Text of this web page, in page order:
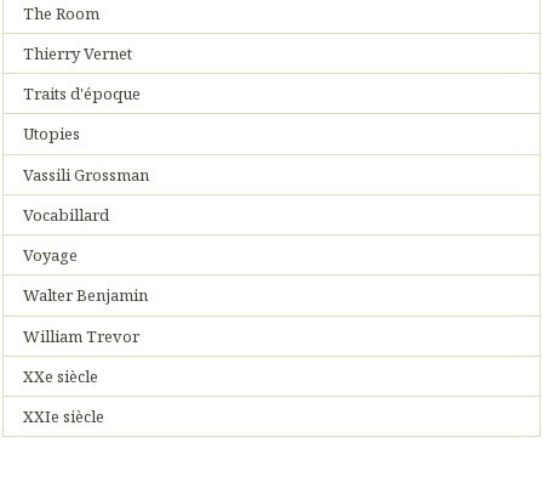
The Room
Thierry Vernet
Traits d'époque
Utopies
Vassili Grossman
Vocabillard
Voyage
Walter Benjamin
William Trevor
XXe siècle
XXIe siècle